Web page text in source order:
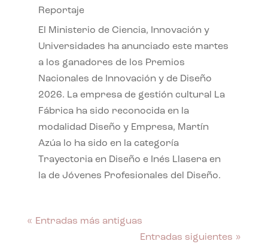
Reportaje
El Ministerio de Ciencia, Innovación y
Universidades ha anunciado este martes
a los ganadores de los Premios
Nacionales de Innovación y de Diseño
2026. La empresa de gestión cultural La
Fábrica ha sido reconocida en la
modalidad Diseño y Empresa, Martín
Azúa lo ha sido en la categoría
Trayectoria en Diseño e Inés Llasera en
la de Jóvenes Profesionales del Diseño.
« Entradas más antiguas
Entradas siguientes »